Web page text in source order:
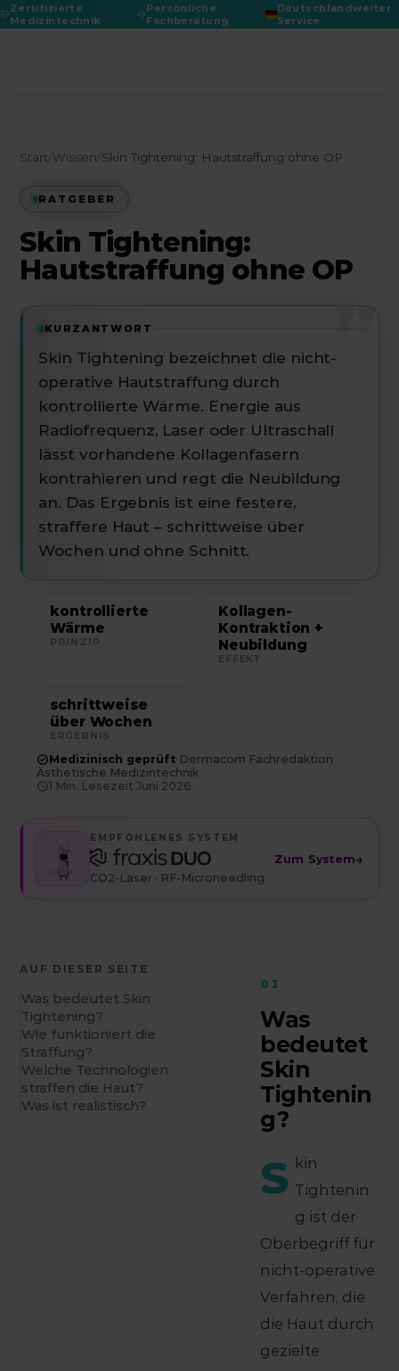
Zertifizierte
Medizintechnik
Persönliche
Fachberatung
Deutschlandweiter
Service
Start Wissen Skin Tightening: Hautstraffung ohne OP
RATGEBER
Skin Tightening:
Hautstraffung ohne OP
”
KURZANTWORT
Skin Tightening bezeichnet die nicht-
operative Hautstraffung durch
kontrollierte Wärme. Energie aus
Radiofrequenz, Laser oder Ultraschall
lässt vorhandene Kollagenfasern
kontrahieren und regt die Neubildung
an. Das Ergebnis ist eine festere,
straffere Haut – schrittweise über
Wochen und ohne Schnitt.
kontrollierte
Wärme
PRINZIP
Kollagen-
Kontraktion +
Neubildung
EFFEKT
schrittweise
über Wochen
ERGEBNIS
Medizinisch geprüft Dermacom Fachredaktion
Ästhetische Medizintechnik
1 Min. Lesezeit ·Juni 2026
EMPFOHLENES SYSTEM
CO2-Laser · RF-Microneedling
Zum System→
AUF DIESER SEITE
Was bedeutet Skin
Tightening?
Wie funktioniert die
Straffung?
Welche Technologien
straffen die Haut?
Was ist realistisch?
01
Was
bedeutet
Skin
Tightenin
g?
S kin
Tightenin
g ist der
Oberbegriff für
nicht-operative
Verfahren, die
die Haut durch
gezielte